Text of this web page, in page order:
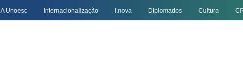
A Unoesc Internacionalização I.nova Diplomados Cultura